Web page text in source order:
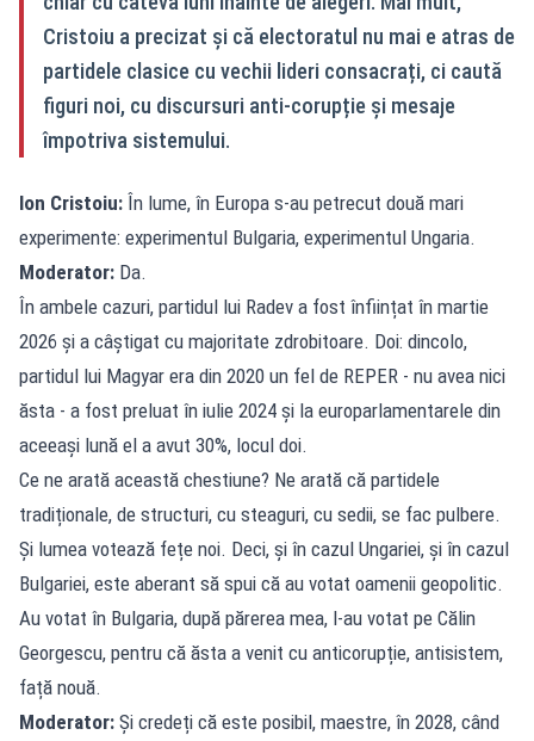
Cristoiu a precizat și că electoratul nu mai e atras de
partidele clasice cu vechii lideri consacrați, ci caută
figuri noi, cu discursuri anti-corupție și mesaje
împotriva sistemului.
Ion Cristoiu: În lume, în Europa s-au petrecut două mari
experimente: experimentul Bulgaria, experimentul Ungaria.
Moderator: Da.
În ambele cazuri, partidul lui Radev a fost înființat în martie
2026 și a câștigat cu majoritate zdrobitoare. Doi: dincolo,
partidul lui Magyar era din 2020 un fel de REPER - nu avea nici
ăsta - a fost preluat în iulie 2024 și la europarlamentarele din
aceeași lună el a avut 30%, locul doi.
Ce ne arată această chestiune? Ne arată că partidele
tradiționale, de structuri, cu steaguri, cu sedii, se fac pulbere.
Și lumea votează fețe noi. Deci, și în cazul Ungariei, și în cazul
Bulgariei, este aberant să spui că au votat oamenii geopolitic.
Au votat în Bulgaria, după părerea mea, l-au votat pe Călin
Georgescu, pentru că ăsta a venit cu anticorupție, antisistem,
față nouă.
Moderator: Și credeți că este posibil, maestre, în 2028, când